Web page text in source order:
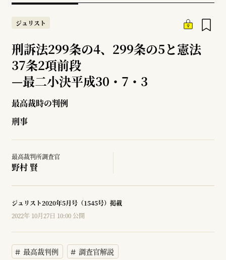
ジュリスト
刑訴法299条の4、299条の5と憲法
37条2項前段
—最二小決平成30・7・3
最高裁時の判例
刑事
最高裁判所調査官
野村 賢
ジュリスト2020年5月号（1545号）掲載
2022年 10月27日 10:00 公開
最高裁判例 調査官解説